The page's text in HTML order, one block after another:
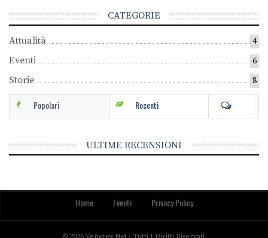
CATEGORIE
Attualità 4
Eventi 6
Storie 8
Popolari Recenti
ULTIME RECENSIONI
Home Eventi Privacy Policy